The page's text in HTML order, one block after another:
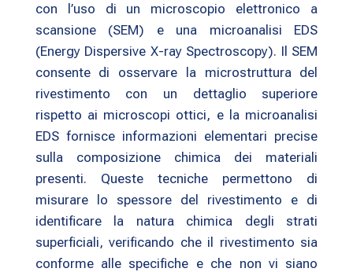
con l’uso di un microscopio elettronico a
scansione (SEM) e una microanalisi EDS
(Energy Dispersive X-ray Spectroscopy). Il SEM
consente di osservare la microstruttura del
rivestimento con un dettaglio superiore
rispetto ai microscopi ottici, e la microanalisi
EDS fornisce informazioni elementari precise
sulla composizione chimica dei materiali
presenti. Queste tecniche permettono di
misurare lo spessore del rivestimento e di
identificare la natura chimica degli strati
superficiali, verificando che il rivestimento sia
conforme alle specifiche e che non vi siano